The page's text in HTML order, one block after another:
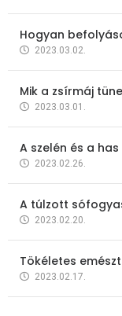
Hogyan
2023.03.02.
Mik a zsírmáj
2023.03.01.
A szelén és a
2023.02.26.
A túlzott
2023.02.20.
Tökéletes
2023.02.17.